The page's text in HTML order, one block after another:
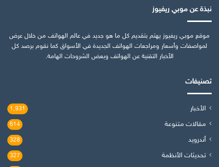
نبذة عن موبي ريفيوز
موقع موبي ريفيوز يهتم بتقديم كل ما هو جديد في عالم الهواتف من خلال عرض
لمواصفات وأسعار ومراجعات الهواتف الجديدة في الأسواق كما نقوم برصد كل
الأخبار التقنية عن الهواتف وبعض الشروحات الهامة.
تصنيفات
الأخبار 1٬931
مقالات متنوعة 614
أندرويد 328
تحديثات الأنظمة 327